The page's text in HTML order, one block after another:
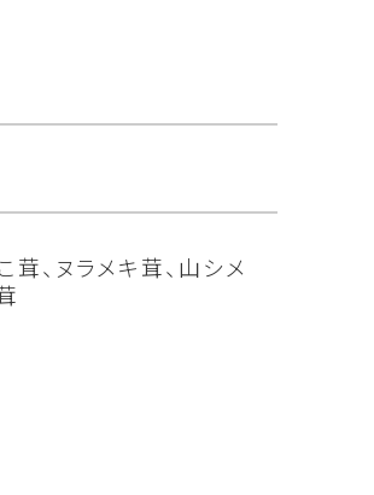
茸、ヌラメキ茸、山シメ